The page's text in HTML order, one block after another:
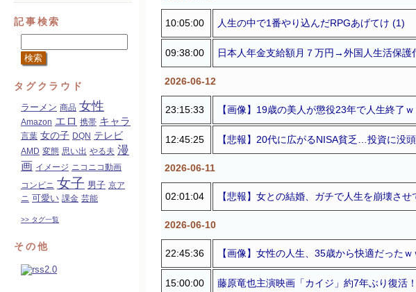
記事検索
タグクラウド
ラーメン 商品 女性
Amazon エロ 携帯 キャラ
言葉 女の子 DQN テレビ
AMD 変態 思い出 やる夫 漫
画 イメージ ニコニコ動画
コンビニ 女子 男子 京ア
ニ 可愛い 課金 芸能
>> タグ一覧
その他
10:05:00 人生の中で1番やり込んだRPGあげてけ (1)
09:38:00 日本人年金支給額月７万円→外国人生活保護
2026-06-12
23:15:33 【画像】19歳の美人が懲役23年で人生終了
12:45:25 【悲報】20代に広がるNISA貧乏…投資に没
2026-06-11
02:01:04 【悲報】女との結婚、ガチで人生を崩壊さ
2026-06-10
22:45:36 【画像】女性の人生、35歳から快適だった
15:00:00 藤原竜也主演映画「カイジ」約7年ぶり復